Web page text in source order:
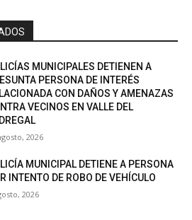
MUNICIPALES DETIENEN A
PERSONA DE INTERÉS
CON DAÑOS Y AMENAZAS
VECINOS EN VALLE DEL
2026
MUNICIPAL DETIENE A PERSONA
INTENTO DE ROBO DE VEHÍCULO
2026